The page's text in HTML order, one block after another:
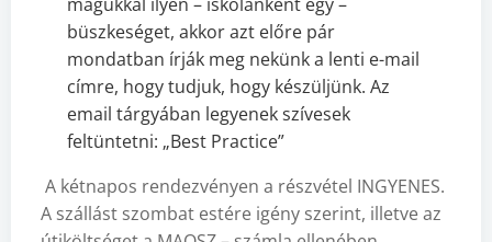
büszkeséget, akkor azt előre pár
mondatban írják meg nekünk a lenti e-mail
címre, hogy tudjuk, hogy készüljünk. Az
email tárgyában legyenek szívesek
feltüntetni: „Best Practice”
A kétnapos rendezvényen a részvétel INGYENES.
A szállást szombat estére igény szerint, illetve az